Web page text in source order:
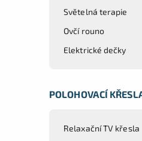
Světelná terapie
Ovčí rouno
Elektrické dečky
POLOHOVACÍ
Relaxační TV křesla